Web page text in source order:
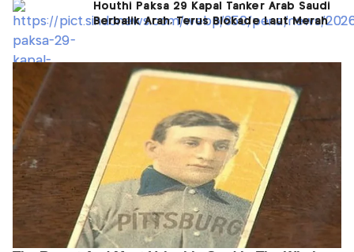
Houthi Paksa 29 Kapal Tanker Arab Saudi
Berbalik Arah, Terus Blokade Laut Merah